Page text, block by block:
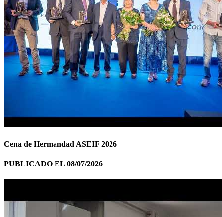
Cena de Hermandad ASEIF 2026
PUBLICADO EL 08/07/2026